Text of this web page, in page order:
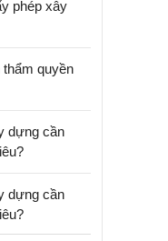
phép xây
quyền
dựng cần
dựng cần